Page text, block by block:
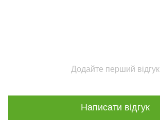
Додайте перший відгук
Написати відгук